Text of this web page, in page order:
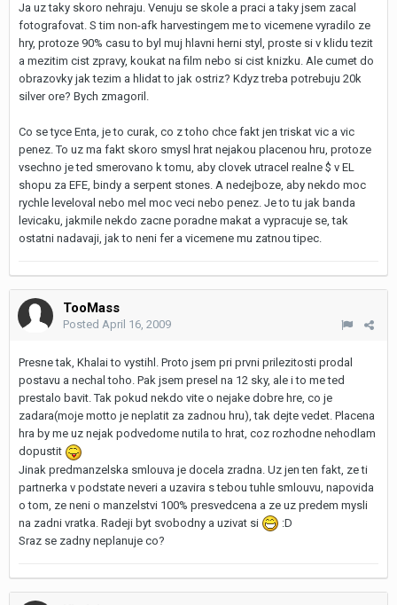
Ja uz taky skoro nehraju. Venuju se skole a praci a taky jsem zacal
fotografovat. S tim non-afk harvestingem me to vicemene vyradilo ze
hry, protoze 90% casu to byl muj hlavni herni styl, proste si v klidu tezit
a mezitim cist zpravy, koukat na film nebo si cist knizku. Ale cumet do
obrazovky jak tezim a hlidat to jak ostriz? Kdyz treba potrebuju 20k
silver ore? Bych zmagoril.
Co se tyce Enta, je to curak, co z toho chce fakt jen triskat vic a vic
penez. To uz ma fakt skoro smysl hrat nejakou placenou hru, protoze
vsechno je ted smerovano k tomu, aby clovek utracel realne $ v EL
shopu za EFE, bindy a serpent stones. A nedejboze, aby nekdo moc
rychle leveloval nebo mel moc veci nebo penez. Je to tu jak banda
levicaku, jakmile nekdo zacne poradne makat a vypracuje se, tak
ostatni nadavaji, jak to neni fer a vicemene mu zatnou tipec.
TooMass
Posted April 16, 2009
Presne tak, Khalai to vystihl. Proto jsem pri prvni prilezitosti prodal
postavu a nechal toho. Pak jsem presel na 12 sky, ale i to me ted
prestalo bavit. Tak pokud nekdo vite o nejake dobre hre, co je
zadara(moje motto je neplatit za zadnou hru), tak dejte vedet. Placena
hra by me uz nejak podvedome nutila to hrat, coz rozhodne nehodlam
dopustit
Jinak predmanzelska smlouva je docela zradna. Uz jen ten fakt, ze ti
partnerka v podstate neveri a uzavira s tebou tuhle smlouvu, napovida
o tom, ze neni o manzelstvi 100% presvedcena a ze uz predem mysli
na zadni vratka. Radeji byt svobodny a uzivat si
:D
Sraz se zadny neplanuje co?